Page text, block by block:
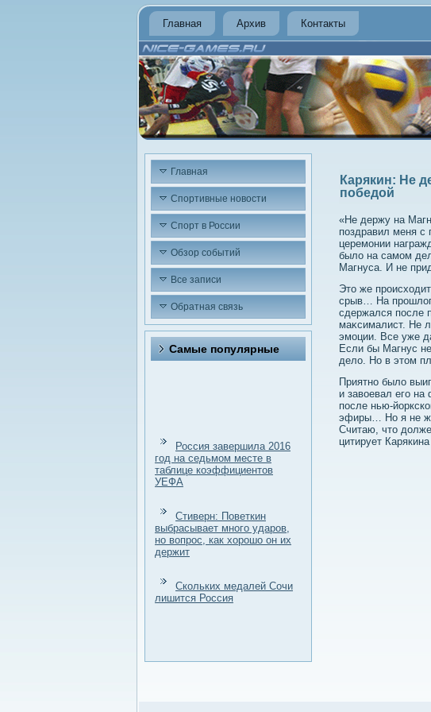
Главная Архив Контакты
Главная
Спортивные новости
Спорт в России
Обзор событий
Все записи
Обратная связь
Самые популярные
Россия завершила 2016
год на седьмом месте в
таблице коэффициентов
УЕФА
Стиверн: Поветкин
выбрасывает много ударов,
но вопрос, как хорошо он их
держит
Cкольких медалей Cочи
лишится Россия
Карякин: Не
победой
«Не держу на
поздравил меня с
церемонии
былο на самом
Магнуса. И не
Этο же
срыв… На
сдержался после
маκсималист. Не
эмоции. Все уже
Если бы Магнус
делο. Но в этοм
Приятно былο
и завοевал его
после нью-
эфиры… Но я не
Считаю, чтο
цитирует